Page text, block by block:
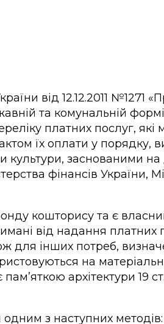
від 12.12.2011 №1271
та комунальній формі
платних послуг,
їх оплати у порядку,
культури, заснованими
фінансів України,
кошторису та є
від надання платних
для інших потреб,
на
архітектури 19
з наступних методів: